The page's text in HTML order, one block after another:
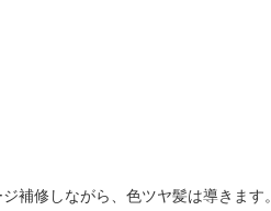
補修しながら、色ツヤ髪は導きます。